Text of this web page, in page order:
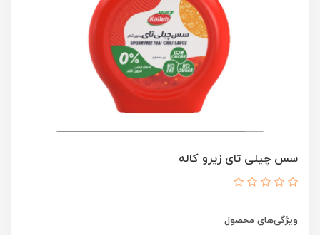
سس چیلی تای زیرو کاله
ویژگی‌های محصول